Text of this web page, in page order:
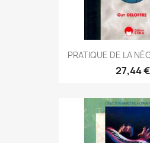
PRATIQUE DE LA
27,44 €